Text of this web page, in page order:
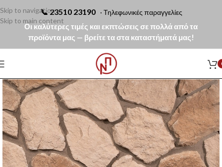
📞23510 23190 · Τηλεφωνικές παραγγελίες
Οι καλύτερες τιμές και εκπτώσεις σε πολλά από τα
προϊόντα μας — βρείτε τα στα καταστήματά μας!
Skip to navigation
Skip to main content